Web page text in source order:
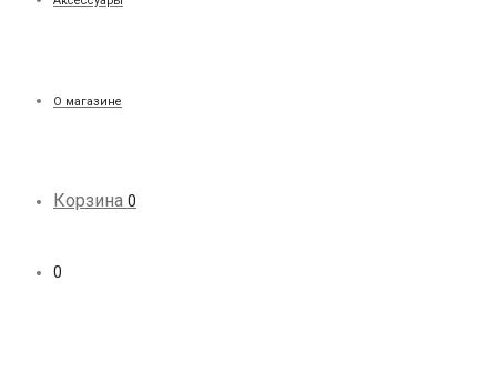
О магазине
Корзина 0
0